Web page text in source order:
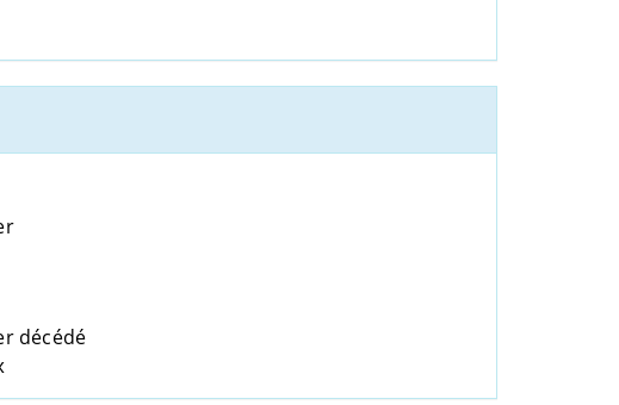
décédé